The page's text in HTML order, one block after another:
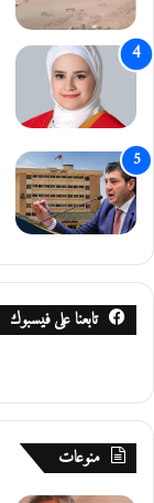
تابعنا على فيسبوك
منوعات